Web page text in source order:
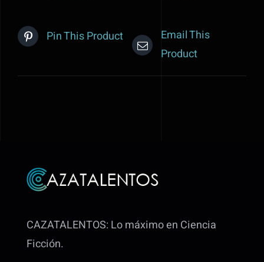
Pin This Product
Email This
Product
CAZATALENTOS: Lo máximo en Ciencia
Ficción.